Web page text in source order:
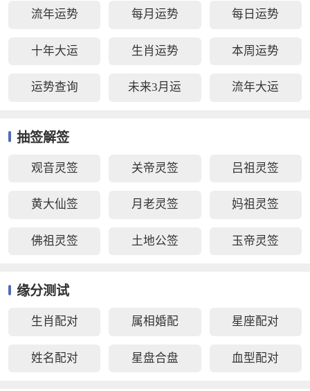
流年运势 每月运势 每日运势
十年大运 生肖运势 本周运势
运势查询 未来3月运 流年大运
抽签解签
观音灵签 关帝灵签 吕祖灵签
黄大仙签 月老灵签 妈祖灵签
佛祖灵签 土地公签 玉帝灵签
缘分测试
生肖配对 属相婚配 星座配对
姓名配对 星盘合盘 血型配对